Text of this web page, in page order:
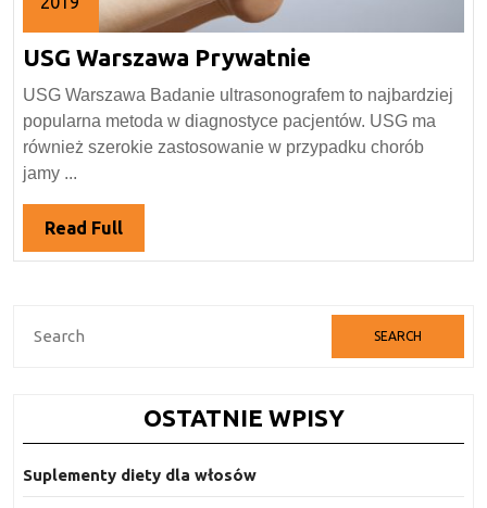
stycznia
USG Warszawa Prywatnie
Warszawa
Prywatnie
USG Warszawa Badanie ultrasonografem to najbardziej
popularna metoda w diagnostyce pacjentów. USG ma
również szerokie zastosowanie w przypadku chorób
jamy ...
Read FullRead
Full
Search
OSTATNIE WPISY
Suplementy diety dla włosów